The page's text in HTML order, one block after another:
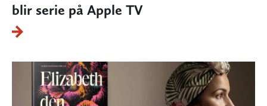
blir serie på Apple TV